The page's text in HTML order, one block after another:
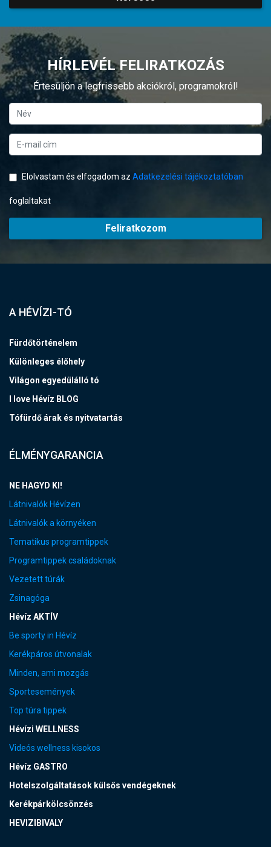
HÍRLEVÉL FELIRATKOZÁS
Értesüljön a legfrissebb akciókról, programokról!
Elolvastam és elfogadom az Adatkezelési tájékoztatóban
foglaltakat
Feliratkozom
A HÉVÍZI-TÓ
Fürdőtörténelem
Különleges élőhely
Világon egyedülálló tó
I love Hévíz BLOG
Tófürdő árak és nyitvatartás
ÉLMÉNYGARANCIA
NE HAGYD KI!
Látnivalók Hévízen
Látnivalók a környéken
Tematikus programtippek
Programtippek családoknak
Vezetett túrák
Zsinagóga
Hévíz AKTÍV
Be sporty in Hévíz
Kerékpáros útvonalak
Minden, ami mozgás
Sportesemények
Top túra tippek
Hévízi WELLNESS
Videós wellness kisokos
Hévíz GASTRO
Hotelszolgáltatások külsős vendégeknek
Kerékpárkölcsönzés
HEVIZIBIVALY